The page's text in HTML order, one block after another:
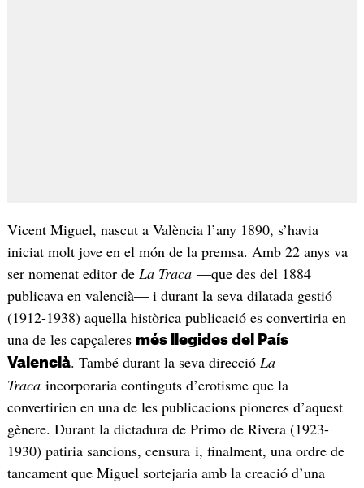
Vicent Miguel, nascut a València l’any 1890, s’havia
iniciat molt jove en el món de la premsa. Amb 22 anys va
ser nomenat editor de La Traca―que des del 1884
publicava en valencià― i durant la seva dilatada gestió
(1912-1938) aquella històrica publicació es convertiria en
una de les capçaleres més llegides del País
Valencià. També durant la seva direcció La
Tracaincorporaria continguts d’erotisme que la
convertirien en una de les publicacions pioneres d’aquest
gènere. Durant la dictadura de Primo de Rivera (1923-
1930) patiria sancions, censura i, finalment, una ordre de
tancament que Miguel sortejaria amb la creació d’una